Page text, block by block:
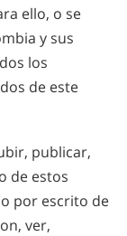
ello, o se
y sus
los
de este
publicar,
de estos
por escrito de
ver,